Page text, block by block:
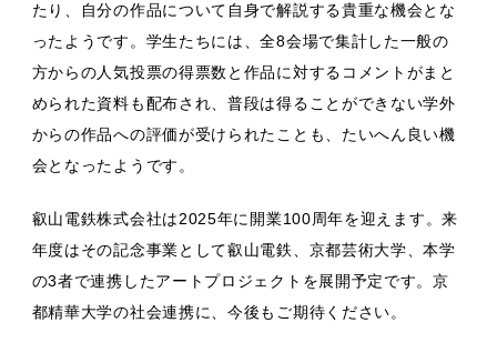
たり、自分の作品について自身で解説する貴重な機会とな
ったようです。学生たちには、全8会場で集計した一般の
方からの人気投票の得票数と作品に対するコメントがまと
められた資料も配布され、普段は得ることができない学外
からの作品への評価が受けられたことも、たいへん良い機
会となったようです。
叡山電鉄株式会社は2025年に開業100周年を迎えます。来
年度はその記念事業として叡山電鉄、京都芸術大学、本学
の3者で連携したアートプロジェクトを展開予定です。京
都精華大学の社会連携に、今後もご期待ください。